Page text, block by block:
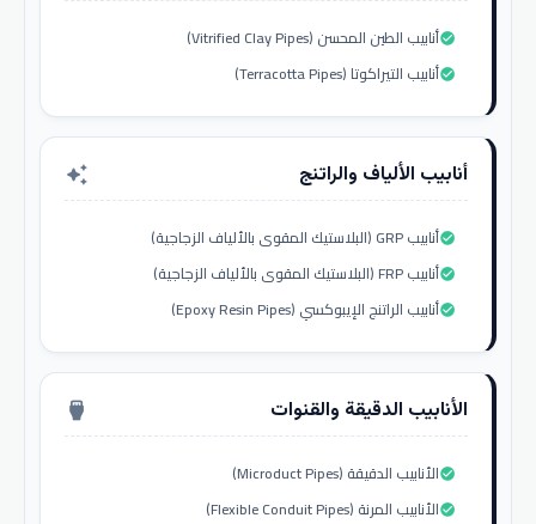
أنابيب الطين المحسن (Vitrified Clay Pipes)check_circle
أنابيب التيراكوتا (Terracotta Pipes)check_circle
أنابيب الألياف والراتنج auto_awesome
أنابيب GRP (البلاستيك المقوى بالألياف الزجاجية)check_circle
أنابيب FRP (البلاستيك المقوى بالألياف الزجاجية)check_circle
أنابيب الراتنج الإيبوكسي (Epoxy Resin Pipes)check_circle
الأنابيب الدقيقة والقنوات settings_input_hdmi
الأنابيب الدقيقة (Microduct Pipes)check_circle
الأنابيب المرنة (Flexible Conduit Pipes)check_circle